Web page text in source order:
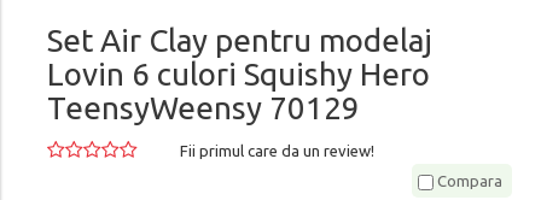
Set Air Clay pentru modelaj
Lovin 6 culori Squishy Hero
TeensyWeensy 70129
Fii primul care da un review!
Compara